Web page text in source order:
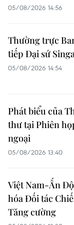
05/08/2026 14:56
Thường trực
tiếp Đại sứ
05/08/2026 14:54
Phát biểu của
thư tại Phiên
ngoại
05/08/2026 13:40
Việt Nam-Ấn
hóa Đối tác
Tăng cường